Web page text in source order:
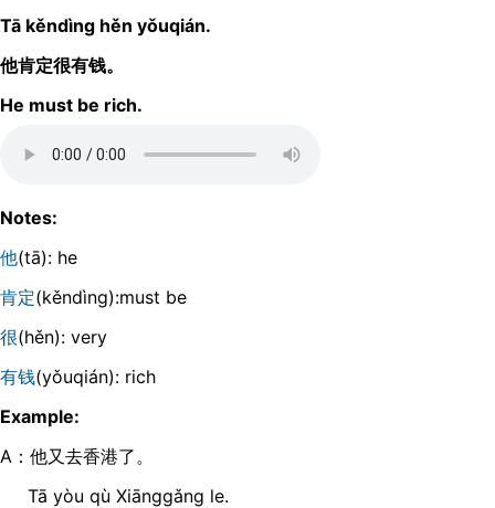
Tā kěndìnɡ hěn yǒuqián.
他肯定很有钱。
He must be rich.
Notes:
他(tā): he
肯定(kěndìnɡ):must be
很(hěn): very
有钱(yǒuqián): rich
Example:
A：他又去香港了。
Tā yòu qù Xiānɡɡǎnɡ le.